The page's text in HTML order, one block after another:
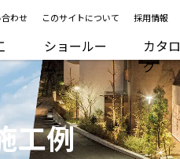
わせ このサイトについて 採用情報
ショールー
ム
カタロ
グ
工例